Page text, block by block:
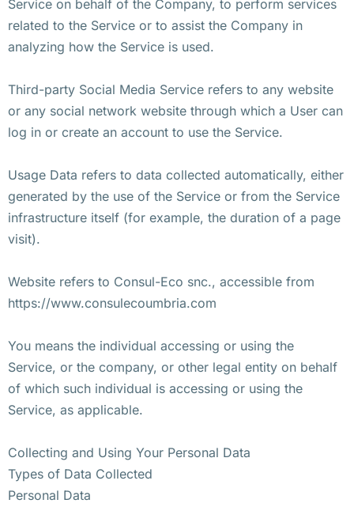
Service on behalf of the Company, to perform services
related to the Service or to assist the Company in
analyzing how the Service is used.
Third-party Social Media Service refers to any website
or any social network website through which a User can
log in or create an account to use the Service.
Usage Data refers to data collected automatically, either
generated by the use of the Service or from the Service
infrastructure itself (for example, the duration of a page
visit).
Website refers to Consul-Eco snc., accessible from
https://www.consulecoumbria.com
You means the individual accessing or using the
Service, or the company, or other legal entity on behalf
of which such individual is accessing or using the
Service, as applicable.
Collecting and Using Your Personal Data
Types of Data Collected
Personal Data